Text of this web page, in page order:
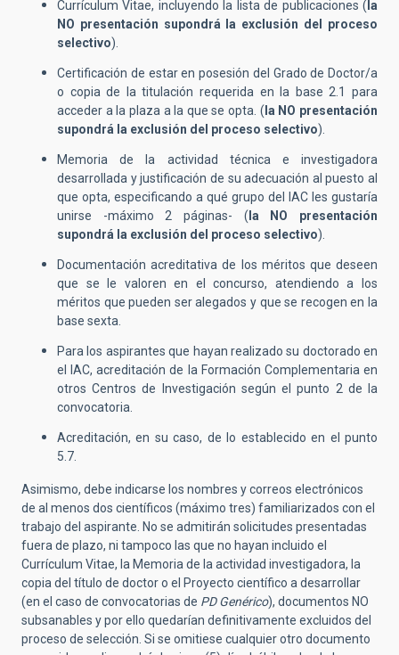
Currículum Vitae, incluyendo la lista de publicaciones ( la
NO presentación supondrá la exclusión del proceso
selectivo).
Certificación de estar en posesión del Grado de Doctor/a
o copia de la titulación requerida en la base 2.1 para
acceder a la plaza a la que se opta. ( la NO presentación
supondrá la exclusión del proceso selectivo).
Memoria de la actividad técnica e investigadora
desarrollada y justificación de su adecuación al puesto al
que opta, especificando a qué grupo del IAC les gustaría
unirse -máximo 2 páginas- ( la
NO presentación
supondrá la exclusión del proceso selectivo).
Documentación acreditativa de los méritos que deseen
que se le valoren en el concurso, atendiendo a los
méritos que pueden ser alegados y que se recogen en la
base sexta.
Para los aspirantes que hayan realizado su doctorado en
el IAC, acreditación de la Formación Complementaria en
otros Centros de Investigación según el punto 2 de la
convocatoria.
Acreditación, en su caso, de lo establecido en el punto
5.7.
Asimismo, debe indicarse los nombres y correos electrónicos
de al menos dos científicos (máximo tres) familiarizados con el
trabajo del aspirante. No se admitirán solicitudes presentadas
fuera de plazo, ni tampoco las que no hayan incluido el
Currículum Vitae, la Memoria de la actividad investigadora, la
copia del título de doctor o el Proyecto científico a desarrollar
(en el caso de convocatorias de PD Genérico), documentos NO
subsanables y por ello quedarían definitivamente excluidos del
proceso de selección. Si se omitiese cualquier otro documento